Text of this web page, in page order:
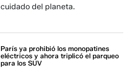
cuidado del planeta.
París ya prohibió los monopatines
eléctricos y ahora triplicó el parqueo
para los SUV